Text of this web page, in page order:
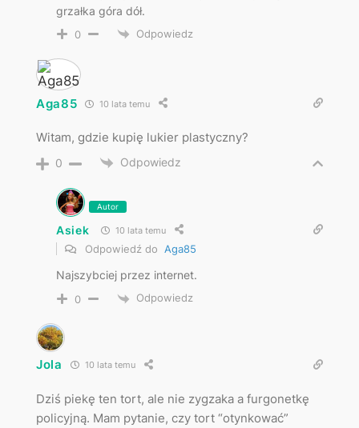
grzałka góra dół.
0 Odpowiedz
Aga85 10 lata temu
Witam, gdzie kupię lukier plastyczny?
0 Odpowiedz
Autor
Asiek 10 lata temu
Odpowiedź do Aga85
Najszybciej przez internet.
0 Odpowiedz
Jola 10 lata temu
Dziś piekę ten tort, ale nie zygzaka a furgonetkę
policyjną. Mam pytanie, czy tort “otynkować”